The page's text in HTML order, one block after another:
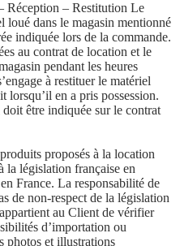
– Restitution Le
loué dans le magasin mentionné
indiquée lors de la commande.
au contrat de location et le
pendant les heures
à restituer le matériel
lorsqu’il en a pris possession.
être indiquée sur le contrat
proposés à la location
la législation française en
France. La responsabilité de
de non-respect de la législation
au Client de vérifier
d’importation ou
photos et illustrations